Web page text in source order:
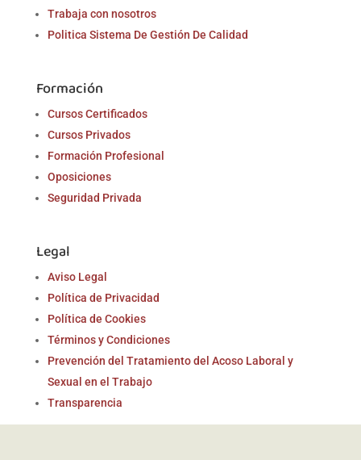
Trabaja con nosotros
Politica Sistema De Gestión De Calidad
Formación
Cursos Certificados
Cursos Privados
Formación Profesional
Oposiciones
Seguridad Privada
Legal
Aviso Legal
Política de Privacidad
Política de Cookies
Términos y Condiciones
Prevención del Tratamiento del Acoso Laboral y
Sexual en el Trabajo
Transparencia